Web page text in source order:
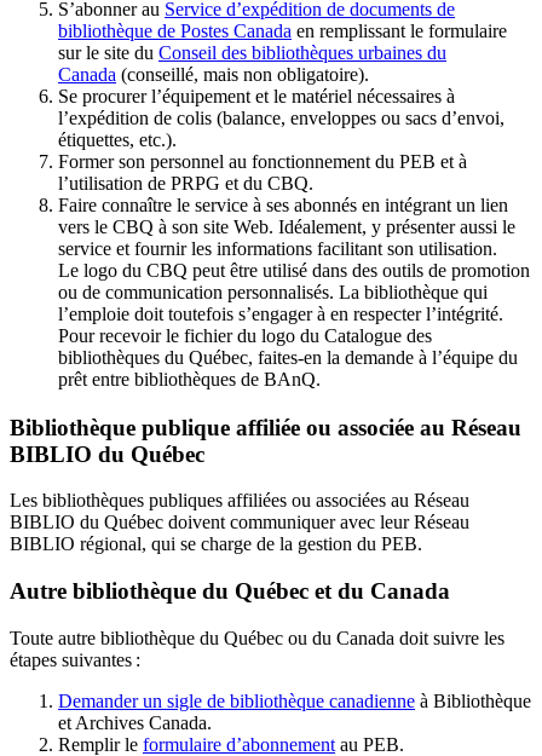
S’abonner au Service d’expédition de documents de
bibliothèque de Postes Canada en remplissant le formulaire
sur le site du Conseil des bibliothèques urbaines du
Canada (conseillé, mais non obligatoire).
Se procurer l’équipement et le matériel nécessaires à
l’expédition de colis (balance, enveloppes ou sacs d’envoi,
étiquettes, etc.).
Former son personnel au fonctionnement du PEB et à
l’utilisation de PRPG et du CBQ.
Faire connaître le service à ses abonnés en intégrant un lien
vers le CBQ à son site Web. Idéalement, y présenter aussi le
service et fournir les informations facilitant son utilisation.
Le logo du CBQ peut être utilisé dans des outils de promotion
ou de communication personnalisés. La bibliothèque qui
l’emploie doit toutefois s’engager à en respecter l’intégrité.
Pour recevoir le fichier du logo du Catalogue des
bibliothèques du Québec, faites-en la demande à l’équipe du
prêt entre bibliothèques de BAnQ.
Bibliothèque publique affiliée ou associée au Réseau
BIBLIO du Québec
Les bibliothèques publiques affiliées ou associées au Réseau
BIBLIO du Québec doivent communiquer avec leur Réseau
BIBLIO régional, qui se charge de la gestion du PEB.
Autre bibliothèque du Québec et du Canada
Toute autre bibliothèque du Québec ou du Canada doit suivre les
étapes suivantes :
Demander un sigle de bibliothèque canadienne à Bibliothèque
et Archives Canada.
Remplir le formulaire d’abonnement au PEB.